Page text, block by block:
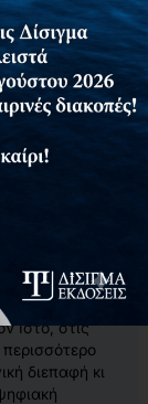
θέματα που
ψηφιακών
ψηφιακές
δεν είναι
να
μέσω
Ιστό, στις
περισσότερο
διεπαφή κι